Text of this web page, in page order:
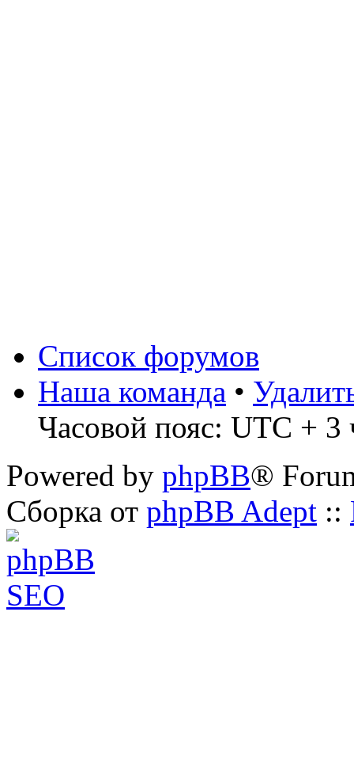
Список форумов
Наша команда •
Часовой пояс: UTC + 3
Powered by phpBB®
Сборка от phpBB Adept ::